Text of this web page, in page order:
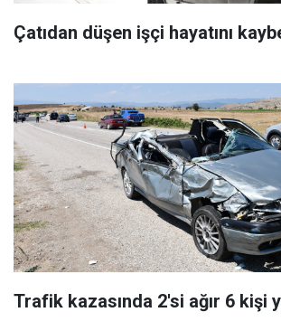
Çatıdan düşen işçi hayatını
Trafik kazasında 2'si ağır 6 kişi